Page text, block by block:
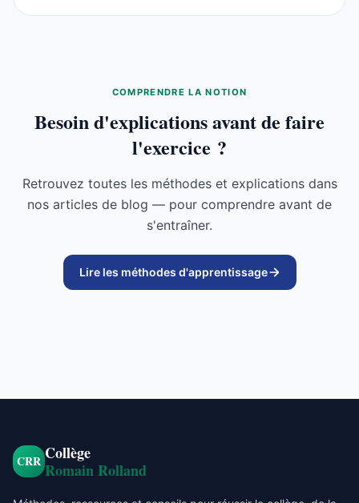
COMPRENDRE LA NOTION
Besoin d'explications avant de faire
l'exercice ?
Retrouvez toutes les méthodes et explications dans
nos articles de blog — pour comprendre avant de
s'entraîner.
Lire les méthodes d'apprentissage
CRR Collège
Romain Rolland